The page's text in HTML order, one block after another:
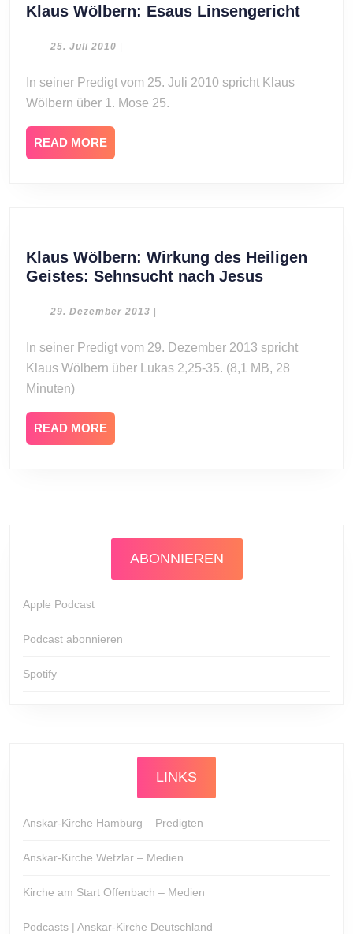
Klaus Wölbern: Esaus LinsengerichtKlaus
25. Juli 2010 25.
|
Wölbern über 1. Mose 25.
READ MORE
MORE
Klaus Wölbern: Wirkung des Heiligen
Geistes: Sehnsucht nach JesusKlaus
Heiligen
Geistes:
29. Dezember 2013 29.
|
Klaus Wölbern über Lukas 2,25-35. (8,1 MB, 28
Minuten)
READ MORE
MORE
ABONNIEREN
Apple Podcast
Podcast abonnieren
Spotify
LINKS
Anskar-Kirche Hamburg – Predigten
Anskar-Kirche Wetzlar – Medien
Kirche am Start Offenbach – Medien
Podcasts | Anskar-Kirche Deutschland